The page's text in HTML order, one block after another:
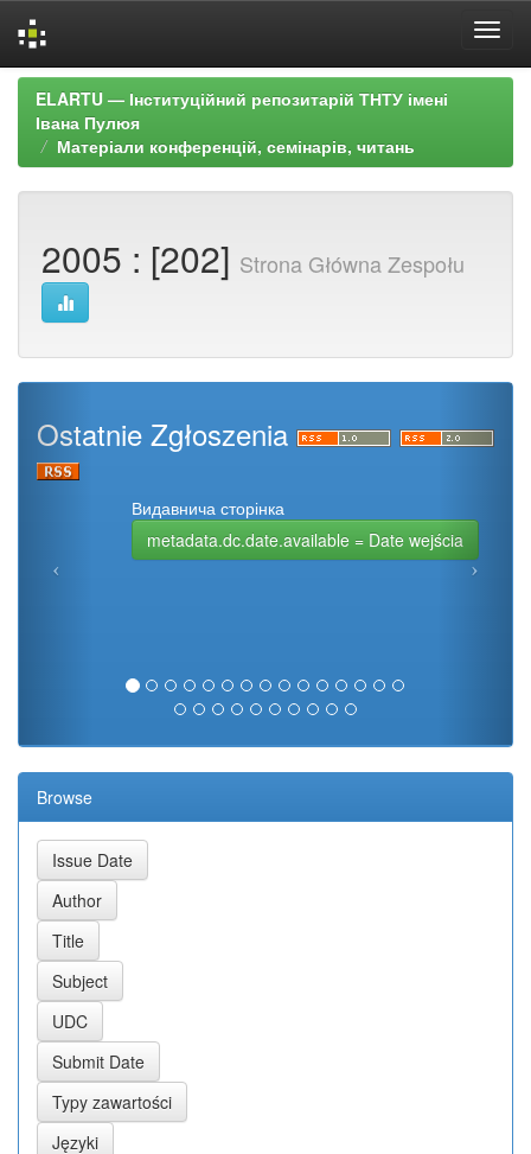
Skip
navigation
ELARTU — Інституційний репозитарій ТНТУ імені
Івана Пулюя
Матеріали конференцій, семінарів, читань
2005 : [202] Strona Główna Zespołu
Ostatnie Zgłoszenia
Видавнича сторінка
metadata.dc.date.available = Date wejścia
Browse